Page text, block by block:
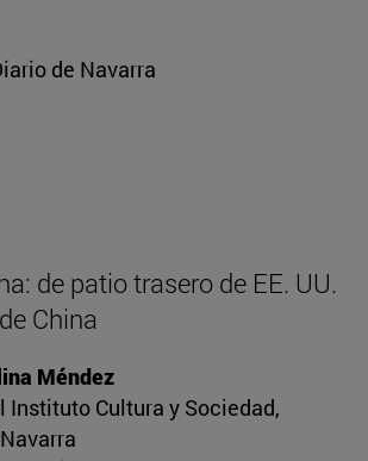
de Navarra
de patio trasero de EE. UU.
China
Méndez
Instituto Cultura y Sociedad,